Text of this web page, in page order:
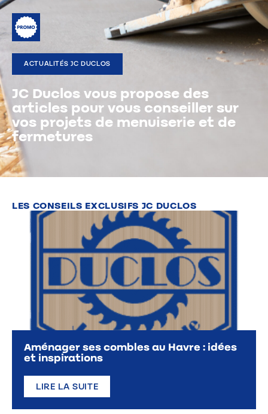
ACTUALITÉS JC DUCLOS
JC Duclos vous propose des
articles pour vous conseiller sur
vos projets de menuiserie et de
fermetures
LES CONSEILS EXCLUSIFS JC DUCLOS
Aménager ses combles au Havre : idées
et inspirations
LIRE LA SUITE